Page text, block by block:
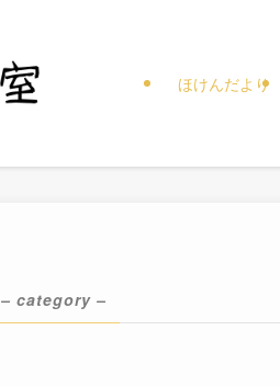
ほけんだより
– category –